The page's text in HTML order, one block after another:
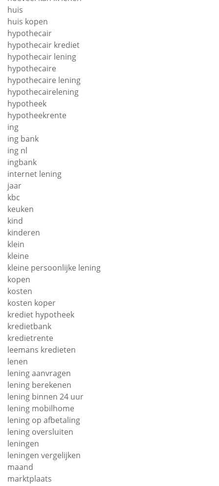
huis
huis kopen
hypothecair
hypothecair krediet
hypothecair lening
hypothecaire
hypothecaire lening
hypothecairelening
hypotheek
hypotheekrente
ing
ing bank
ing nl
ingbank
internet lening
jaar
kbc
keuken
kind
kinderen
klein
kleine
kleine persoonlijke lening
kopen
kosten
kosten koper
krediet hypotheek
kredietbank
kredietrente
leemans kredieten
lenen
lening aanvragen
lening berekenen
lening binnen 24 uur
lening mobilhome
lening op afbetaling
lening oversluiten
leningen
leningen vergelijken
maand
marktplaats